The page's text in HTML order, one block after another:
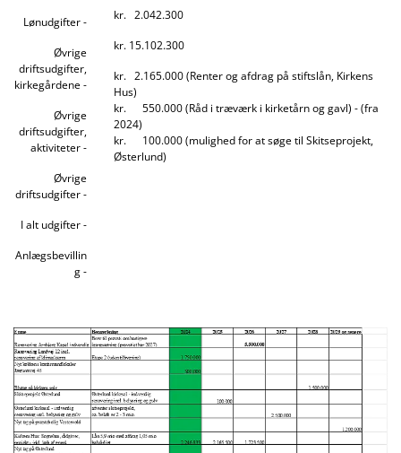
Lønudgifter -
Øvrige
driftsudgifter,
kirkegårdene -
Øvrige
driftsudgifter,
aktiviteter -
Øvrige
driftsudgifter -
I alt udgifter -
Anlægsbevillin
g -
kr. 2.042.300
kr. 15.102.300
kr. 2.165.000 (Renter og afdrag på stiftslån, Kirkens
Hus)
kr. 550.000 (Råd i træværk i kirketårn og gavl) - (fra
2024)
kr. 100.000 (mulighed for at søge til Skitseprojekt,
Østerlund)